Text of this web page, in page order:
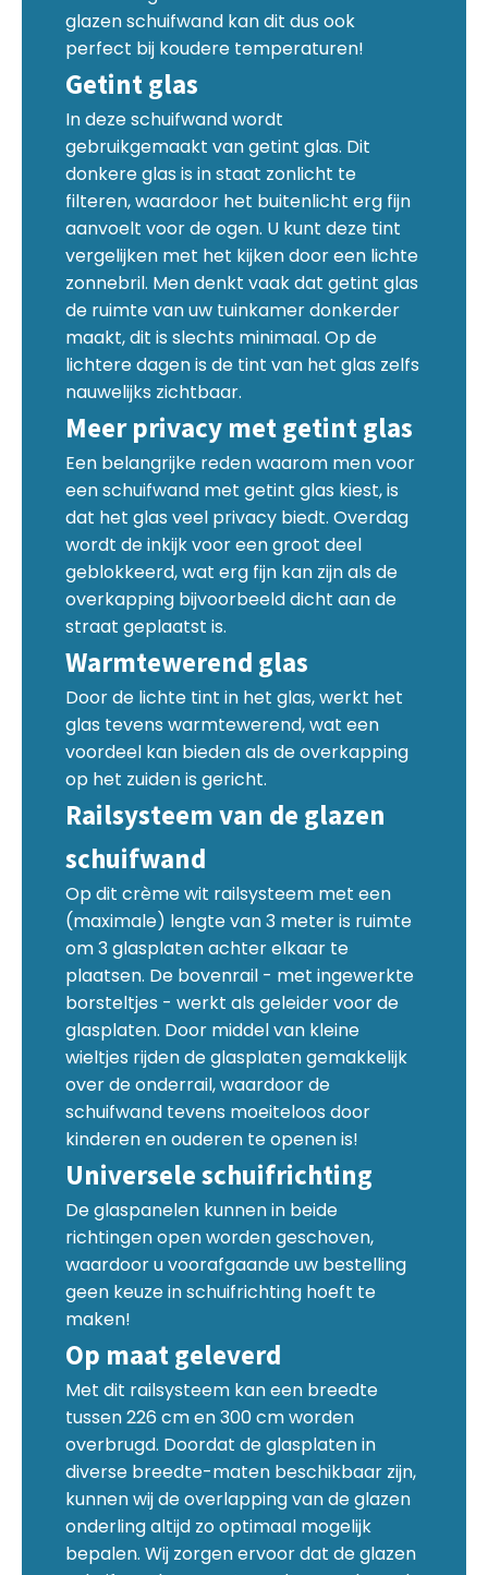
glazen schuifwand kan dit dus ook
perfect bij koudere temperaturen!
Getint glas
In deze schuifwand wordt
gebruikgemaakt van getint glas. Dit
donkere glas is in staat zonlicht te
filteren, waardoor het buitenlicht erg fijn
aanvoelt voor de ogen. U kunt deze tint
vergelijken met het kijken door een lichte
zonnebril. Men denkt vaak dat getint glas
de ruimte van uw tuinkamer donkerder
maakt, dit is slechts minimaal. Op de
lichtere dagen is de tint van het glas zelfs
nauwelijks zichtbaar.
Meer privacy met getint glas
Een belangrijke reden waarom men voor
een schuifwand met getint glas kiest, is
dat het glas veel privacy biedt. Overdag
wordt de inkijk voor een groot deel
geblokkeerd, wat erg fijn kan zijn als de
overkapping bijvoorbeeld dicht aan de
straat geplaatst is.
Warmtewerend glas
Door de lichte tint in het glas, werkt het
glas tevens warmtewerend, wat een
voordeel kan bieden als de overkapping
op het zuiden is gericht.
Railsysteem van de glazen
schuifwand
Op dit crème wit railsysteem met een
(maximale) lengte van 3 meter is ruimte
om 3 glasplaten achter elkaar te
plaatsen. De bovenrail - met ingewerkte
borsteltjes - werkt als geleider voor de
glasplaten. Door middel van kleine
wieltjes rijden de glasplaten gemakkelijk
over de onderrail, waardoor de
schuifwand tevens moeiteloos door
kinderen en ouderen te openen is!
Universele schuifrichting
De glaspanelen kunnen in beide
richtingen open worden geschoven,
waardoor u voorafgaande uw bestelling
geen keuze in schuifrichting hoeft te
maken!
Op maat geleverd
Met dit railsysteem kan een breedte
tussen 226 cm en 300 cm worden
overbrugd. Doordat de glasplaten in
diverse breedte-maten beschikbaar zijn,
kunnen wij de overlapping van de glazen
onderling altijd zo optimaal mogelijk
bepalen. Wij zorgen ervoor dat de glazen